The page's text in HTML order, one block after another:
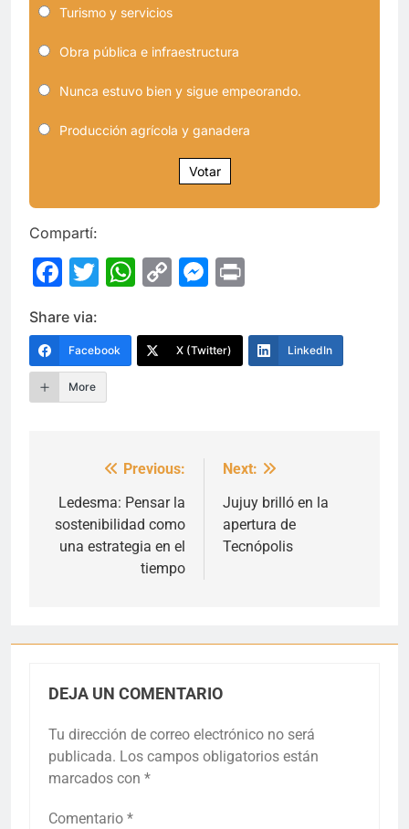
Turismo y servicios
Obra pública e infraestructura
Nunca estuvo bien y sigue empeorando.
Producción agrícola y ganadera
Votar
Compartí:
Facebook
Twitter
WhatsApp
CopyMessenger
Share via:
Facebook X (Twitter) LinkedIn
More
Navegación
de
entradas
Previous:
Ledesma: Pensar la
sostenibilidad como
una estrategia en el
tiempo
Next:
Jujuy brilló en la
apertura de
Tecnópolis
DEJA UN COMENTARIO
Tu dirección de correo electrónico no será
publicada. Los campos obligatorios están
marcados con *
Comentario *